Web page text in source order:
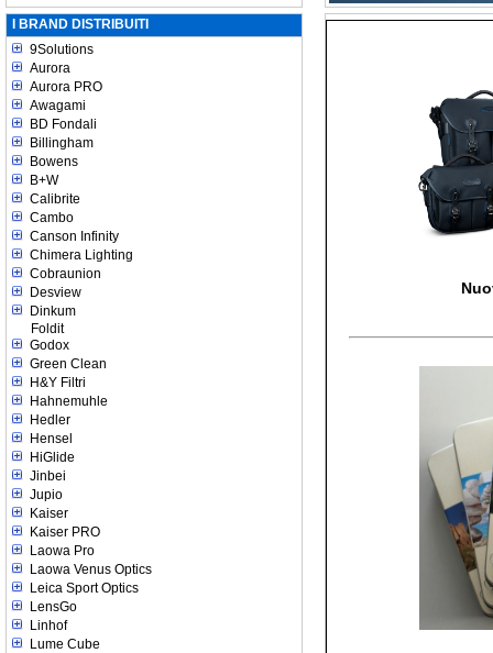
I BRAND DISTRIBUITI
9Solutions
Aurora
Aurora PRO
Awagami
BD Fondali
Billingham
Bowens
B+W
Calibrite
Cambo
Canson Infinity
Chimera Lighting
Cobraunion
Desview
Dinkum
Foldit
Godox
Green Clean
H&Y Filtri
Hahnemuhle
Hedler
Hensel
HiGlide
Jinbei
Jupio
Kaiser
Kaiser PRO
Laowa Pro
Laowa Venus Optics
Leica Sport Optics
LensGo
Linhof
Lume Cube